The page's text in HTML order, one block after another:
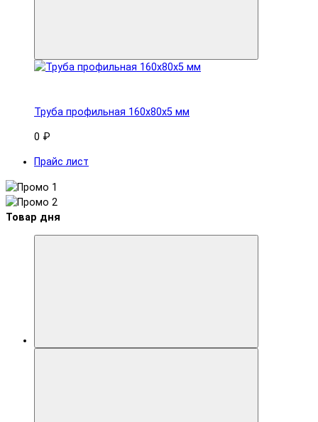
Труба профильная 160x80х5 мм
0 ₽
Прайс лист
Товар дня